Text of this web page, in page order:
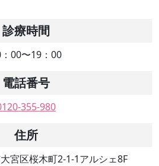
診療時間
00〜19：00
電話番号
355-980
住所
宮区桜木町2-1-1アルシェ8F